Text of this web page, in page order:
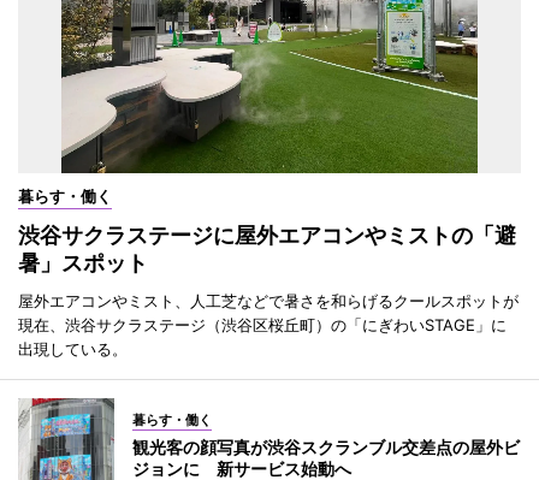
暮らす・働く
渋谷サクラステージに屋外エアコンやミストの「避
暑」スポット
屋外エアコンやミスト、人工芝などで暑さを和らげるクールスポットが
現在、渋谷サクラステージ（渋谷区桜丘町）の「にぎわいSTAGE」に
出現している。
暮らす・働く
観光客の顔写真が渋谷スクランブル交差点の屋外ビ
ジョンに 新サービス始動へ